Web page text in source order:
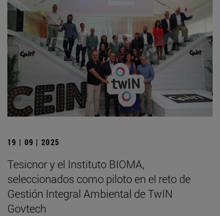
19 | 09 | 2025
Tesicnor y el Instituto BIOMA,
seleccionados como piloto en el reto de
Gestión Integral Ambiental de TwIN
Govtech